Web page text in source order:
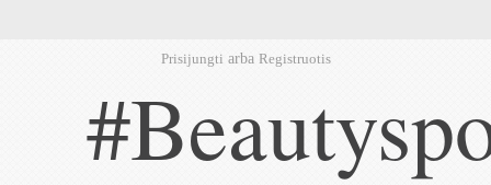
Prisijungti arba Registruotis